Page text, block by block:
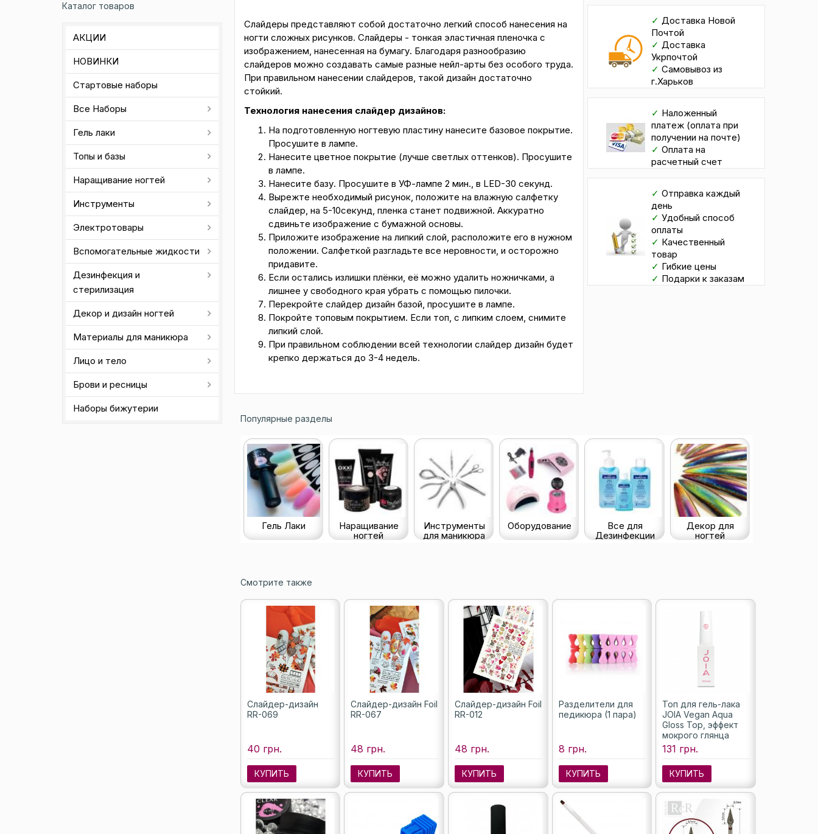
Каталог товаров
АКЦИИ
НОВИНКИ
Стартовые наборы
Все Наборы
Гель лаки
Топы и базы
Наращивание ногтей
Инструменты
Электротовары
Вспомогательные жидкости
Дезинфекция и
стерилизация
Декор и дизайн ногтей
Материалы для маникюра
Лицо и тело
Брови и ресницы
Наборы бижутерии
Слайдеры представляют собой достаточно легкий способ нанесения на
ногти сложных рисунков. Слайдеры - тонкая эластичная пленочка с
изображением, нанесенная на бумагу. Благодаря разнообразию
слайдеров можно создавать самые разные нейл-арты без особого труда.
При правильном нанесении слайдеров, такой дизайн достаточно
стойкий.
Технология нанесения слайдер дизайнов:
На подготовленную ногтевую пластину нанесите базовое покрытие.
Просушите в лампе.
Нанесите цветное покрытие (лучше светлых оттенков). Просушите
в лампе.
Нанесите базу. Просушите в УФ-лампе 2 мин., в LED-30 секунд.
Вырежте необходимый рисунок, положите на влажную салфетку
слайдер, на 5-10секунд, пленка станет подвижной. Аккуратно
сдвиньте изображение с бумажной основы.
Приложите изображение на липкий слой, расположите его в нужном
положении. Салфеткой разгладьте все неровности, и осторожно
придавите.
Если остались излишки плёнки, её можно удалить ножничками, а
лишнее у свободного края убрать с помощью пилочки.
Перекройте слайдер дизайн базой, просушите в лампе.
Покройте топовым покрытием. Если топ, с липким слоем, снимите
липкий слой.
При правильном соблюдении всей технологии слайдер дизайн будет
крепко держаться до 3-4 недель.
✓ Доставка Новой
Почтой
✓ Доставка
Укрпочтой
✓ Самовывоз из
г.Харьков
✓ Наложенный
платеж (оплата при
получении на почте)
✓ Оплата на
расчетный счет
✓ Отправка каждый
день
✓ Удобный способ
оплаты
✓ Качественный
товар
✓ Гибкие цены
✓ Подарки к заказам
Популярные разделы
Гель Лаки
Наращивание
ногтей
Инструменты
для маникюра
Оборудование
Все для
Дезинфекции
Декор для
ногтей
Смотрите также
Слайдер-дизайн
RR-069
40 грн.
КУПИТЬ
Слайдер-дизайн Foil
RR-067
48 грн.
КУПИТЬ
Слайдер-дизайн Foil
RR-012
48 грн.
КУПИТЬ
Разделители для
педикюра (1 пара)
8 грн.
КУПИТЬ
Топ для гель-лака
JOIA Vegan Aqua
Gloss Top, эффект
мокрого глянца
(без липкого слоя),
8 мл
131 грн.
КУПИТЬ